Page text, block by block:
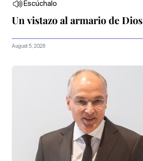
Escúchalo
Un vistazo al armario de Dios
August 5, 2026